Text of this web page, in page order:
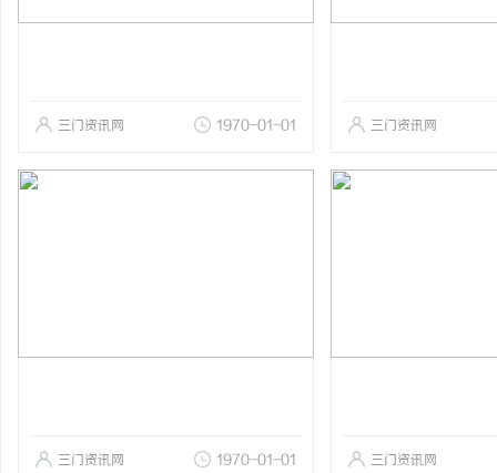
三门资讯网 1970-01-01 三门资讯网
三门资讯网 1970-01-01 三门资讯网